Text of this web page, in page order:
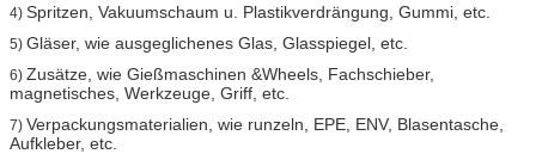
4) Spritzen, Vakuumschaum u. Plastikverdrängung, Gummi, etc.
5) Gläser, wie ausgeglichenes Glas, Glasspiegel, etc.
6) Zusätze, wie Gießmaschinen &Wheels, Fachschieber,
magnetisches, Werkzeuge, Griff, etc.
7) Verpackungsmaterialien, wie runzeln, EPE, ENV, Blasentasche,
Aufkleber, etc.